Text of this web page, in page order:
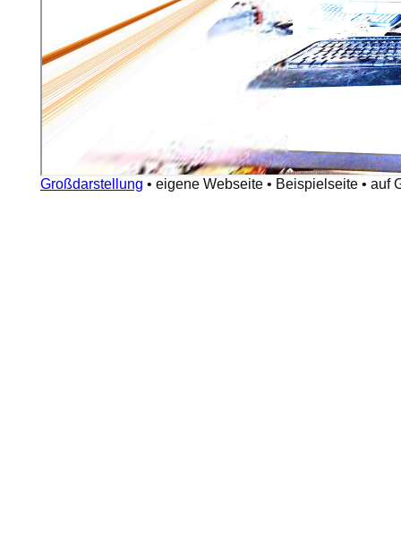
Großdarstellung • eigene Webseite • Beispielseite • auf